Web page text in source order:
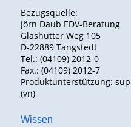
Bezugsquelle:
Jörn Daub EDV-Beratung
Glashütter Weg 105
D-22889 Tangstedt
Tel.: (04109) 2012-0
Fax.: (04109) 2012-7
Produktunterstützung:
(vn)
Wissen